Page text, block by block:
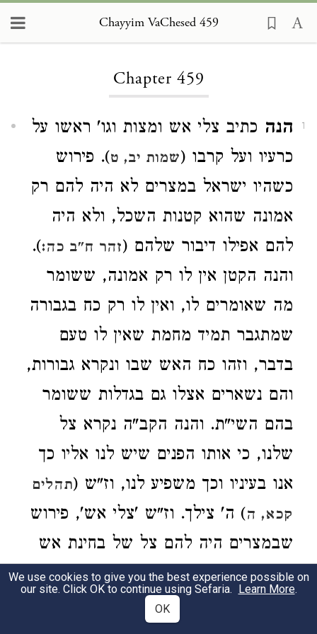
Chayyim VaChesed 459
Chapter 459
1 הנה כתיב צלי אש ומצות וגו' ראשו על
כרעיו ועל קרבו (שמות יב, ט). פירוש
כשהיו ישראל במצרים לא היה להם רק
אמונה שהוא קטנות השכל, ולא היה
להם אפילו דיבור שלהם (זהר ח"ב כה:).
והנה הקטן אין לו רק אמונה, ששומר
מה שאומרים לו, ואין לו רק כח בגבורה
שמתגבר תמיד מחמת שאין לו טעם
בדבר, וזהו כח האש שבו ונקרא גבורות,
והם נשארים אצלו גם בגדלות ששומר
בהם השי"ת. והנה הקב"ה נקרא צל
שלנו, כי אותו הפנים שיש לנו אליו כך
אנו בעיניו וכך משפיע לנו, וז"ש (תהלים
קכא, ה) ה' צילך. וז"ש 'צלי אש', פירוש
שבמצרים היה להם צל של בחינת אש
לבד הוא הגבורה. 'ראשו על כרעיו',
פירוש שהראש הוא החכמה היא מונחת
We use cookies to give you the best experience possible on
our site. Click OK to continue using Sefaria. Learn More.
OK